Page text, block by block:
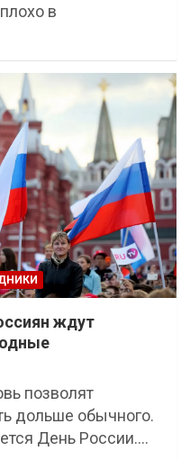
в
ждут
позволят
дольше обычного.
День России.…